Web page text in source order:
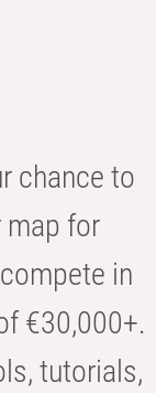
chance to
for
in
€30,000+.
tutorials,